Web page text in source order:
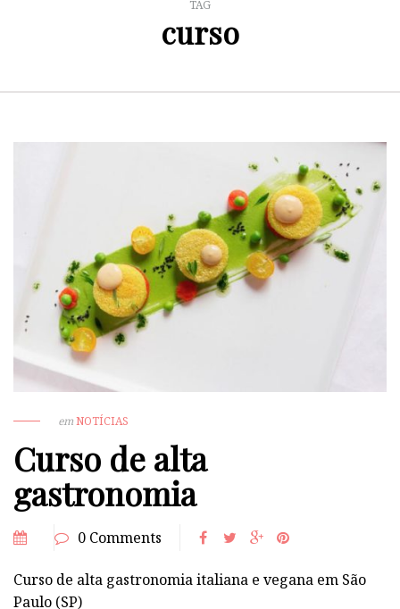
TAG
curso
emNOTÍCIAS
Curso de alta
gastronomia
0 Comments
Curso de alta gastronomia italiana e vegana em São
Paulo (SP)